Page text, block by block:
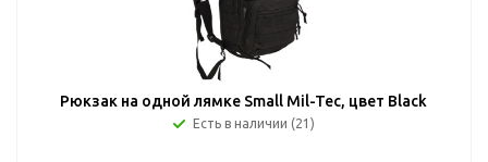
Рюкзак на одной лямке Small Mil-Tec, цвет Black
Есть в наличии (21)